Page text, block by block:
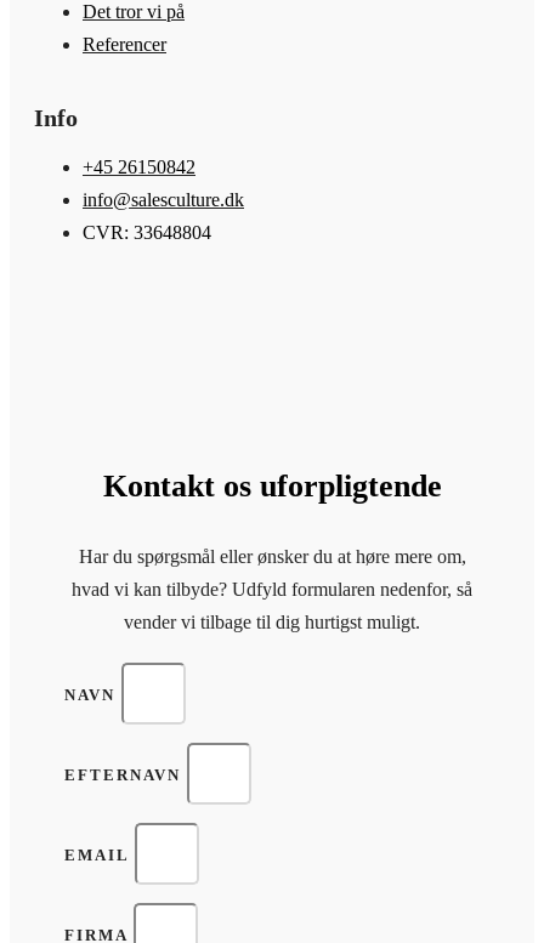
Det tror vi på
Referencer
Info
+45 26150842
info@salesculture.dk
CVR: 33648804
Kontakt os uforpligtende
Har du spørgsmål eller ønsker du at høre mere om,
hvad vi kan tilbyde? Udfyld formularen nedenfor, så
vender vi tilbage til dig hurtigst muligt.
NAVN
EFTERNAVN
EMAIL
FIRMA